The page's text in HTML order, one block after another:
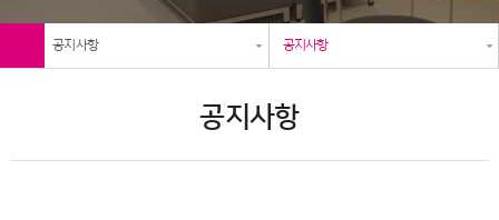
공지사항 공지사항
공지사항